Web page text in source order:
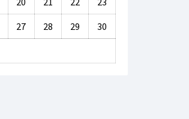
27 28 29 30